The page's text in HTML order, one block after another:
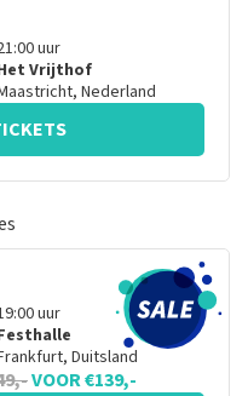
uur
Vrijthof
, Nederland
uur
, Duitsland
VOOR €139,-